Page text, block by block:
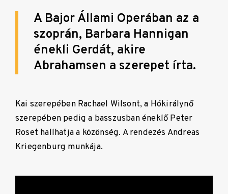
A Bajor Állami Operában az a
szoprán, Barbara Hannigan
énekli Gerdát, akire
Abrahamsen a szerepet írta.
Kai szerepében Rachael Wilsont, a Hókirálynő
szerepében pedig a basszusban éneklő Peter
Roset hallhatja a közönség. A rendezés Andreas
Kriegenburg munkája.